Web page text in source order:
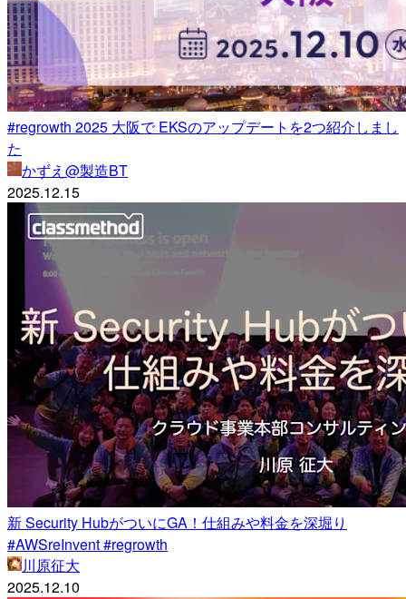
#regrowth 2025 大阪で EKSのアップデートを2つ紹介しまし
た
かずえ@製造BT
2025.12.15
新 Security HubがついにGA！仕組みや料金を深堀り
#AWSreInvent #regrowth
川原征大
2025.12.10